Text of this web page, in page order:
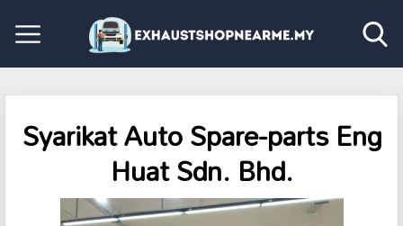
Syarikat Auto Spare-parts Eng
Huat Sdn. Bhd.